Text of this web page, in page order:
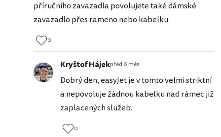
příručního zavazadla povolujete také dámské
zavazadlo přes rameno nebo kabelku.
0
Kryštof Hájekpřed 6 měs
Dobrý den, easyJet je v tomto velmi striktní
a nepovoluje žádnou kabelku nad rámec již
zaplacených služeb.
0